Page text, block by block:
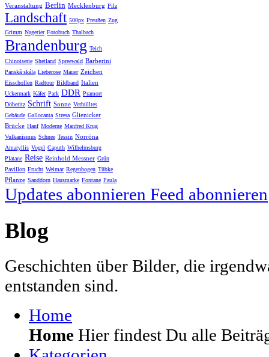
Veranstaltung Berlin Mecklenburg Pilz
Landschaft 500px Preußen Zug
Grimm Nagetier Fotobuch Thalbach
Brandenburg Teich
Chinoiserie Shetland Spreewald Barberini
Panská skála Lieberose Mauer Zeichen
Eisschollen Radtour Bildband Italien
Uckermark Käfer Park DDR Pramort
Döberitz Schrift Sonne Verhülltes
Gebäude Gallocanta Stresa Glienicker
Brücke Hanf Moderne Manfred Krug
Vulkanismus Schnee Tessin Norröna
Amaryllis Vogel Caputh Wilhelmsburg
Platane Reise Reinhold Messner Grün
Pavillon Frucht Weimar Regenbogen Tübke
Pflanze Sanddorn Hausmarke Fontane Paula
Updates abonnieren Feed abonnieren
Blog
Geschichten über Bilder, die
entstanden sind.
Home
Home Hier findest Du alle